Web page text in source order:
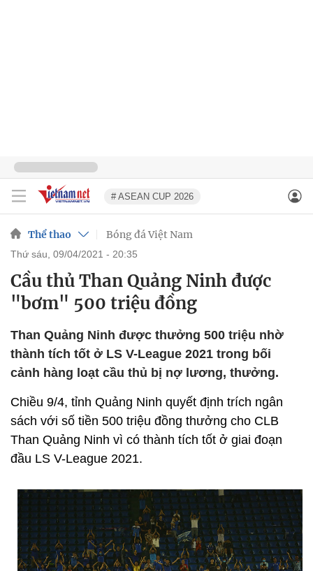
# ASEAN CUP 2026
Thể thao Bóng đá Việt Nam
thứ sáu, 09/04/2021 - 20:35
Cầu thủ Than Quảng Ninh được
"bơm" 500 triệu đồng
Than Quảng Ninh được thưởng 500 triệu nhờ
thành tích tốt ở LS V-League 2021 trong bối
cảnh hàng loạt cầu thủ bị nợ lương, thưởng.
Chiều 9/4, tỉnh Quảng Ninh quyết định trích ngân
sách với số tiền 500 triệu đồng thưởng cho CLB
Than Quảng Ninh vì có thành tích tốt ở giai đoạn
đầu LS V-League 2021.